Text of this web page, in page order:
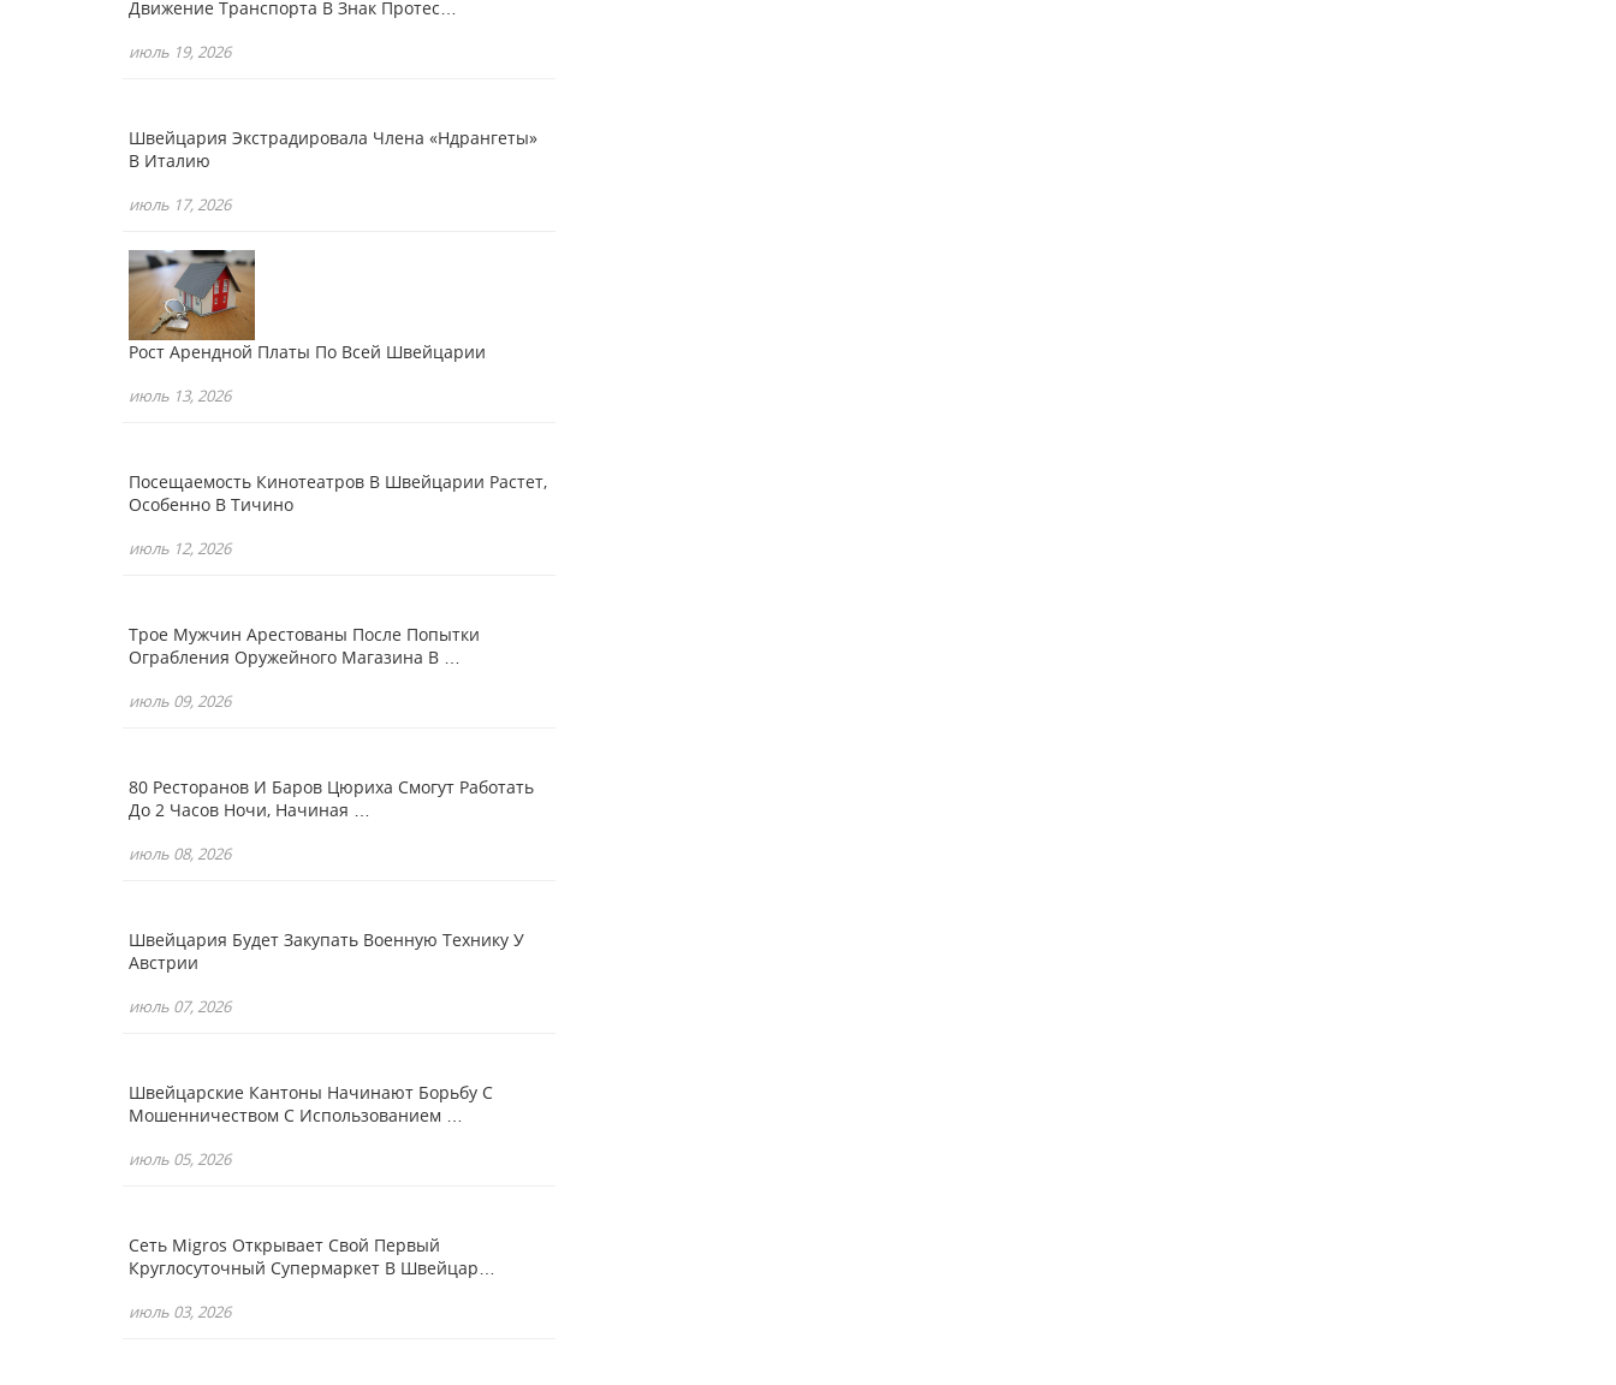
Движение Транспорта В Знак Протес…
июль 19, 2026
Швейцария Экстрадировала Члена «Ндрангеты»
В Италию
июль 17, 2026
Рост Арендной Платы По Всей Швейцарии
июль 13, 2026
Посещаемость Кинотеатров В Швейцарии Растет,
Особенно В Тичино
июль 12, 2026
Трое Мужчин Арестованы После Попытки
Ограбления Оружейного Магазина В …
июль 09, 2026
80 Ресторанов И Баров Цюриха Смогут Работать
До 2 Часов Ночи, Начиная …
июль 08, 2026
Швейцария Будет Закупать Военную Технику У
Австрии
июль 07, 2026
Швейцарские Кантоны Начинают Борьбу С
Мошенничеством С Использованием …
июль 05, 2026
Сеть Migros Открывает Свой Первый
Круглосуточный Супермаркет В Швейцар…
июль 03, 2026